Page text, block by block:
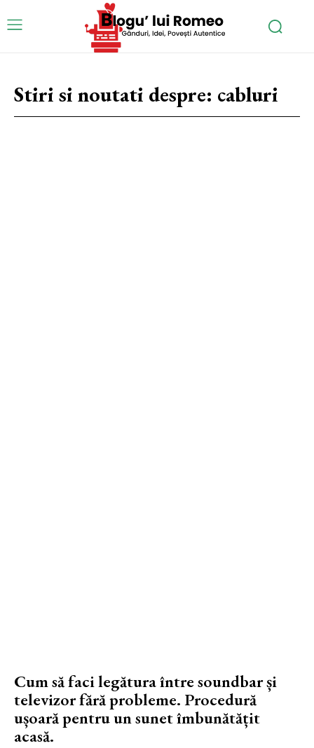
Stiri si noutati despre: cabluri
Cum să faci legătura între soundbar și
televizor fără probleme. Procedură
ușoară pentru un sunet îmbunătățit
acasă.